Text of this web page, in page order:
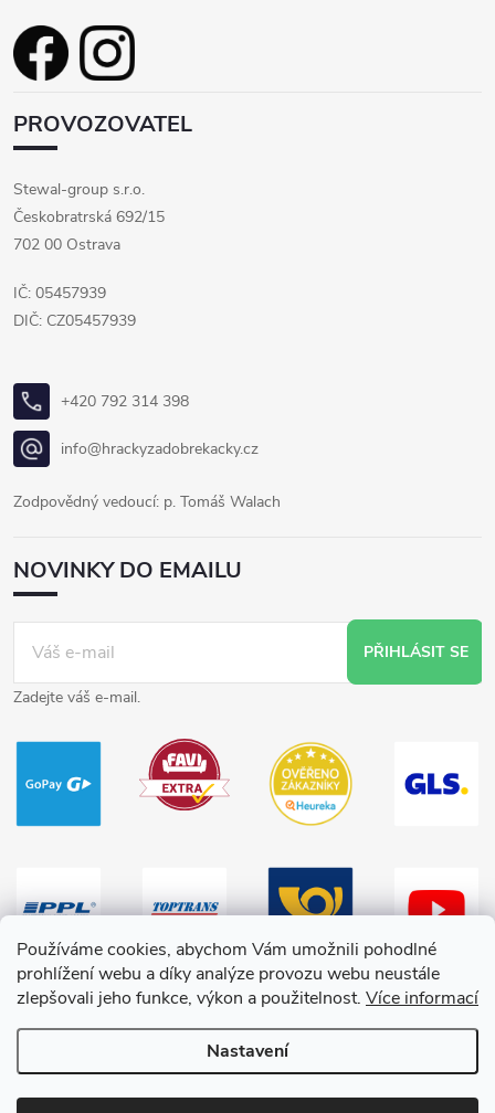
Používáme cookies, abychom Vám umožnili pohodlné
prohlížení webu a díky analýze provozu webu neustále
zlepšovali jeho funkce, výkon a použitelnost. Více informací
Nastavení
PROVOZOVATEL
Stewal-group s.r.o.
Českobratrská 692/15
702 00 Ostrava
IČ: 05457939
DIČ: CZ05457939
+420 792 314 398
info@hrackyzadobrekacky.cz
Zodpovědný vedoucí: p. Tomáš Walach
NOVINKY DO EMAILU
PŘIHLÁSIT SE
Zadejte váš e-mail.